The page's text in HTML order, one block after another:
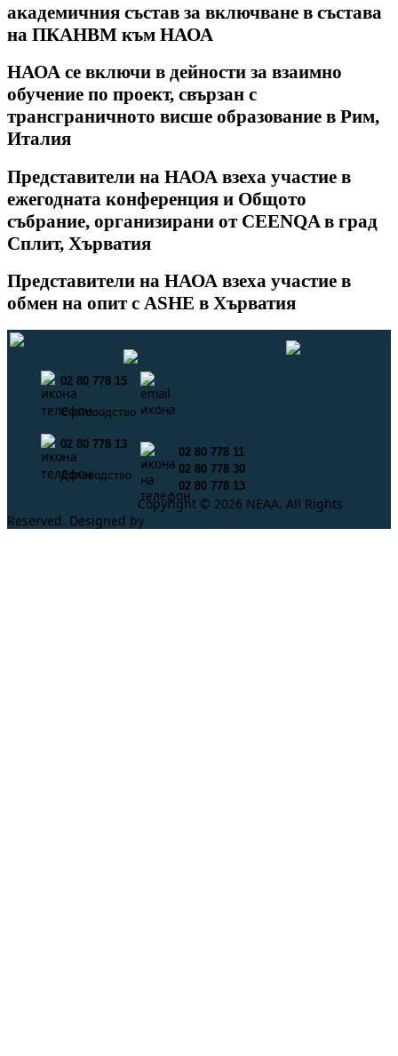
академичния състав за включване в състава
на ПКАНВМ към НАОА
НАОА се включи в дейности за взаимно
обучение по проект, свързан с
трансграничното висше образование в Рим,
Италия
Представители на НАОА взеха участие в
ежегодната конференция и Общото
събрание, организирани от CEENQA в град
Сплит, Хърватия
Представители на НАОА взеха участие в
обмен на опит с ASHE в Хърватия
02 80 778 15
Счетоводство
02 80 778 13
Деловодство
02 80 778 11
02 80 778 30
02 80 778 13
Copyright © 2026 NEAA. All Rights
Reserved. Designed by